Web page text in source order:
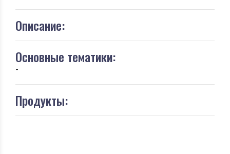
Описание:
Основные тематики:
-
Продукты: